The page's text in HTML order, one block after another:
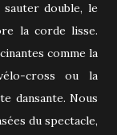
double, le
la corde lisse.
comme la
cross ou la
dansante. Nous
du spectacle,